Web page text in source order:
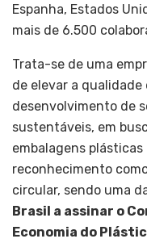
Espanha, Estados
mais de 6.500
Trata-se de uma
de elevar a qualidade
desenvolvimento de
sustentáveis, em
embalagens
reconhecimento
circular, sendo uma
Brasil a assinar o
Economia do